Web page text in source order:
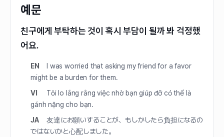
예문
친구에게 부탁하는 것이 혹시 부담이 될까 봐 걱정했
어요.
EN
I was worried that asking my friend for a favor
might be a burden for them.
VI
Tôi lo lắng rằng việc nhờ bạn giúp đỡ có thể là
gánh nặng cho bạn.
JA
友達にお願いすることが、もしかしたら負担になるの
ではないかと心配しました。